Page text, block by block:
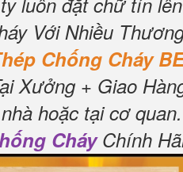
Với Nhiều
Chống Cháy
Xưởng + Giao
hoặc tại cơ quan.
CháyChính